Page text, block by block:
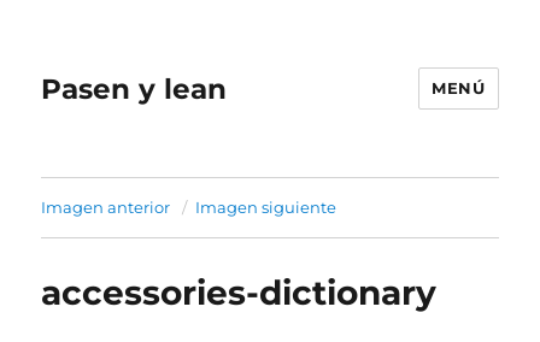
Pasen y lean MENÚ
Imagen anterior Imagen siguiente
accessories-dictionary